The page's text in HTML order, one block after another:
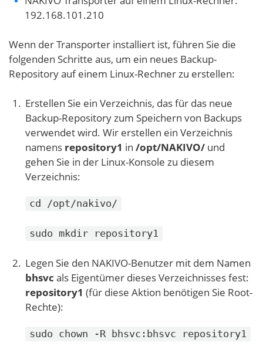
192.168.101.210
Wenn der Transporter installiert ist, führen Sie die
folgenden Schritte aus, um ein neues Backup-
Repository auf einem Linux-Rechner zu erstellen:
Erstellen Sie ein Verzeichnis, das für das neue
Backup-Repository zum Speichern von Backups
verwendet wird. Wir erstellen ein Verzeichnis
namens repository1 in /opt/NAKIVO/ und
gehen Sie in der Linux-Konsole zu diesem
Verzeichnis:
cd /opt/nakivo/
sudo mkdir repository1
Legen Sie den NAKIVO-Benutzer mit dem Namen
bhsvc als Eigentümer dieses Verzeichnisses fest:
repository1 (für diese Aktion benötigen Sie Root-
Rechte):
sudo chown -R bhsvc:bhsvc repository1